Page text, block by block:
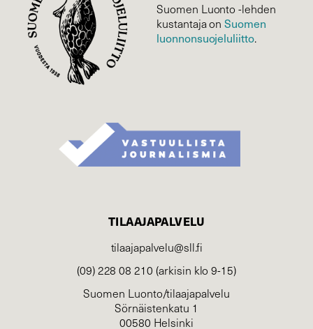
Suomen Luonto -lehden
kustantaja onSuomen
luonnonsuojelu­liitto.
TILAAJAPALVELU
tilaajapalvelu@sll.fi
(09) 228 08 210 (arkisin klo 9-15)
Suomen Luonto/tilaajapalvelu
Sörnäistenkatu 1
00580 Helsinki